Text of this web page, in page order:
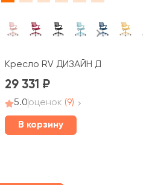
LB
Кресло RV ДИЗАЙН Дрим /
29 331
5.0оценок (9)
В корзину